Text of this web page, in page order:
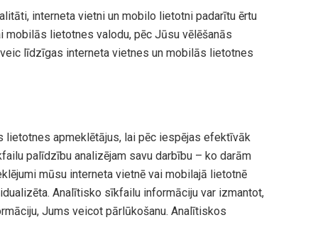
interneta vietni un mobilo lietotni padarītu ērtu
lietotnes valodu, pēc Jūsu vēlēšanās
līdzīgas interneta vietnes un mobilās lietotnes
apmeklētājus, lai pēc iespējas efektīvāk
palīdzību analizējam savu darbību – ko darām
mūsu interneta vietnē vai mobilajā lietotnē
Analītisko sīkfailu informāciju var izmantot,
Jums veicot pārlūkošanu. Analītiskos